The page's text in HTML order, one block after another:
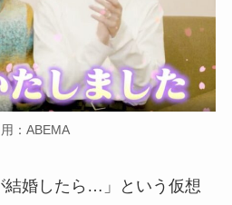
：ABEMA
結婚したら…」という仮想